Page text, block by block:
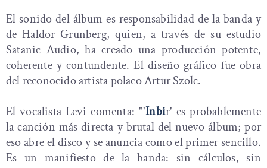
El sonido del álbum es responsabilidad de la banda y
de Haldor Grunberg, quien, a través de su estudio
Satanic Audio, ha creado una producción potente,
coherente y contundente. El diseño gráfico fue obra
del reconocido artista polaco Artur Szolc.
El vocalista Levi comenta: "'Inbir' es probablemente
la canción más directa y brutal del nuevo álbum; por
eso abre el disco y se anuncia como el primer sencillo.
Es un manifiesto de la banda: sin cálculos, sin